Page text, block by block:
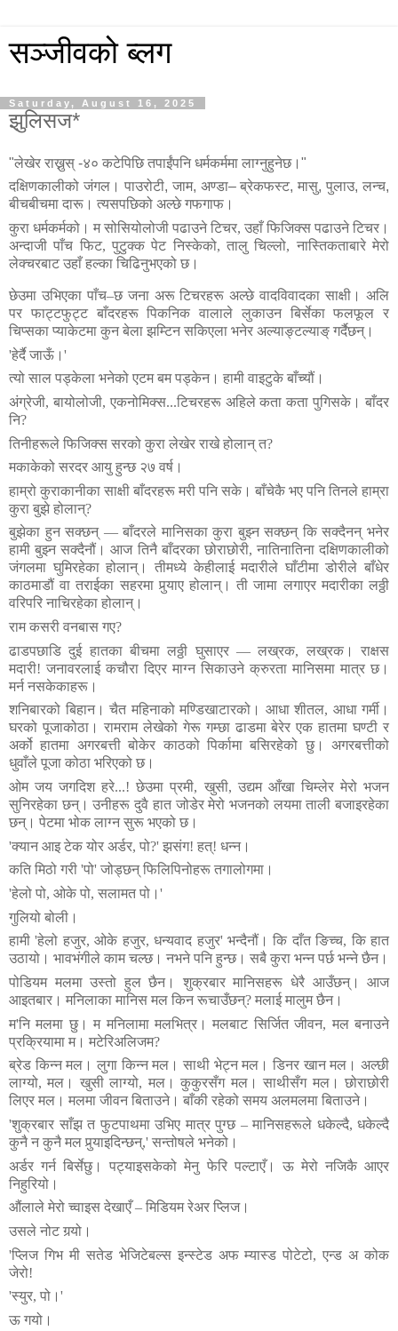
सञ्जीवको ब्लग
Saturday, August 16, 2025
झुलिसज*
"लेखेर राख्नुस् -४० कटेपिछि तपाईंपनि धर्मकर्ममा लाग्नुहुनेछ।"
दक्षिणकालीको जंगल। पाउरोटी, जाम, अण्डा– ब्रेकफस्ट,मासु,पुलाउ, लन्च,
बीचबीचमा दारू। त्यसपछिको अल्छे गफगाफ।
कुरा धर्मकर्मको। म सोसियोलोजी पढाउने टिचर, उहाँ फिजिक्स पढाउने टिचर।
अन्दाजी पाँच फिट,पुटुक्क पेट निस्केको,तालु चिल्लो, नास्तिकताबारे मेरो
लेक्चरबाट उहाँ हल्का चिढिनुभएको छ।
छेउमा उभिएका पाँच–छ जना अरू टिचरहरू अल्छे वादविवादका साक्षी। अलि
पर फाट्टफुट्ट बाँदरहरू पिकनिक वालाले लुकाउन बिर्सेका फलफूल र
चिप्सका प्याकेटमा कुन बेला झम्टिन सकिएला भनेर अल्याङ्टल्याङ् गर्दैछन्।
'हेर्दै जाऊँ। '
त्यो साल पड्केला भनेको एटम बम पड्केन। हामी वाइटुके बाँच्यौं।
अंग्रेजी, बायोलोजी, एकनोमिक्स...टिचरहरू अहिले कता कता पुगिसके। बाँदर
नि?
तिनीहरूले फिजिक्स सरको कुरा लेखेर राखे होलान् त?
मकाकेको सरदर आयु हुन्छ २७ वर्ष।
हाम्रो कुराकानीका साक्षी बाँदरहरू मरी पनि सके। बाँचेकै भए पनि तिनले हाम्रा
कुरा बुझे होलान्?
बुझेका हुन सक्छन्—बाँदरले मानिसका कुरा बुझ्न सक्छन् कि सक्दैनन् भनेर
हामी बुझ्न सक्दैनौं। आज तिनै बाँदरका छोराछोरी, नातिनातिना दक्षिणकालीको
जंगलमा घुमिरहेका होलान्। तीमध्ये केहीलाई मदारीले घाँटीमा डोरीले बाँधेर
काठमाडौं वा तराईका सहरमा पुर्‍याए होलान्। ती जामा लगाएर मदारीका लठ्ठी
वरिपरि नाचिरहेका होलान्।
राम कसरी वनबास गए?
ढाडपछाडि दुई हातका बीचमा लठ्ठी घुसाएर— लख्रक, लख्रक।
राक्षस
मदारी! जनावरलाई कचौरा दिएर माग्न सिकाउने क्रुरता मानिसमा मात्र छ।
मर्न नसकेकाहरू।
शनिबारको बिहान। चैत महिनाको मण्डिखाटारको। आधा शीतल, आधा गर्मी।
घरको पूजाकोठा। रामराम लेखेको गेरू गम्छा ढाडमा बेरेर एक हातमा घण्टी र
अर्को हातमा अगरबत्ती बोकेर काठको पिर्कामा बसिरहेको छु।
अगरबत्तीको
धुवाँले पूजा कोठा भरिएको छ।
ओम जय जगदिश हरे...!छेउमा प्रमी, खुसी, उद्यम आँखा चिम्लेर मेरो भजन
सुनिरहेका छन्। उनीहरू दुवै हात जोडेर मेरो भजनको लयमा ताली बजाइरहेका
छन्। पेटमा भोक लाग्न सुरू भएको छ।
'क्यान आइ टेक योर अर्डर, पो?' झसंग! हत्! धन्न।
कति मिठो गरी 'पो' जोड्छन् फिलिपिनोहरू तगालोगमा।
'हेलो पो, ओके पो, सलामत पो। '
गुलियो बोली।
हामी 'हेलो हजुर,ओके हजुर,धन्यवाद हजुर' भन्दैनौं। कि दाँत ङिच्च, कि हात
उठायो। भावभंगीले काम चल्छ। नभने पनि हुन्छ। सबै कुरा भन्न पर्छ भन्ने छैन।
पोडियम मलमा उस्तो हुल छैन। शुक्रबार मानिसहरू धेरै आउँछन्।
आज
आइतबार। मनिलाका मानिस मल किन रूचाउँछन्? मलाई मालुम छैन।
म'नि मलमा छु। म मनिलामा मलभित्र। मलबाट सिर्जित जीवन, मल बनाउने
प्रक्रियामा म। मटेरिअलिजम?
ब्रेड किन्न मल। लुगा किन्न मल। साथी भेट्न मल। डिनर खान मल। अल्छी
लाग्यो,मल। खुसी लाग्यो, मल। कुकुरसँग मल। साथीसँग मल। छोराछोरी
लिएर मल। मलमा जीवन बिताउने। बाँकी रहेको समय अलमलमा बिताउने।
'शुक्रबार साँझ त फुटपाथमा उभिए मात्र पुग्छ– मानिसहरूले धकेल्दै, धकेल्दै
कुनै न कुनै मल पुर्‍याइदिन्छन्,' सन्तोषले भनेको।
अर्डर गर्न बिर्सेछु। पट्याइसकेको मेनु फेरि पल्टाएँ। ऊ मेरो नजिकै आएर
निहुरियो।
औंलाले मेरो च्वाइस देखाएँ– मिडियम रेअर प्लिज।
उसले नोट गर्‍यो।
'प्लिज गिभ मी सतेड भेजिटेबल्स इन्स्टेड अफ म्यास्ड पोटेटो,एन्ड अ कोक
जेरो!
'स्युर, पो। '
ऊ गयो।